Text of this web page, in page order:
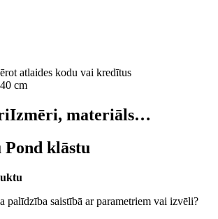
atlaides kodu vai kredītus
cm
Izmēri, materiāls…
klāstu
palīdzība saistībā ar parametriem vai izvēli?